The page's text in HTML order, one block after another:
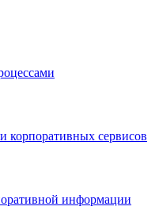
корпоративных сервисов
информации